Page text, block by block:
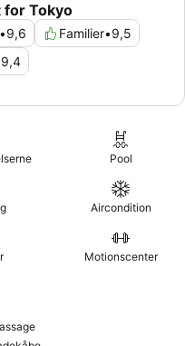
Tokyo
•9,6 Familier•9,5
9,4
Pool
Aircondition
Motionscenter